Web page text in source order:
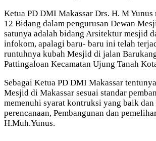
Ketua PD DMI Makassar Drs. H. M Yunus
12 Bidang dalam pengurusan Dewan
satunya adalah bidang Arsitektur mesjid
infokom, apalagi baru- baru ini telah
runtuhnya kubah Mesjid di jalan
Pattingaloan Kecamatan Ujung Tanah
Sebagai Ketua PD DMI Makassar
Mesjid di Makassar sesuai standar
memenuhi syarat kontruksi yang baik
perencanaan, Pembangunan dan
H.Muh.Yunus.